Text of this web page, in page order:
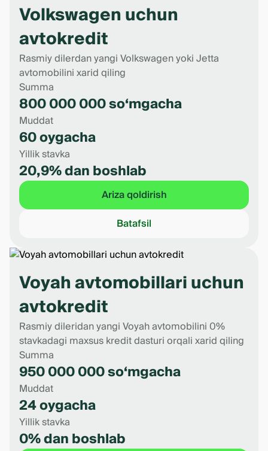
Volkswagen uchun
avtokredit
Rasmiy dilerdan yangi Volkswagen yoki Jetta
avtomobilini xarid qiling
Summa
800 000 000 so‘mgacha
Muddat
60 oygacha
Yillik stavka
20,9% dan boshlab
Ariza qoldirish
Batafsil
Voyah avtomobillari uchun
avtokredit
Rasmiy dileridan yangi Voyah avtomobilini 0%
stavkadagi maxsus kredit dasturi orqali xarid qiling
Summa
950 000 000 so‘mgacha
Muddat
24 oygacha
Yillik stavka
0% dan boshlab